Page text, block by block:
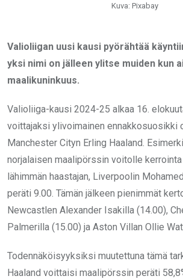
Kuva: Pixabay
Valioliigan uusi kausi pyörähtää
yksi nimi on jälleen ylitse muiden kun
maalikuninkuus.
Valioliiga-kausi 2024-25 alkaa 16.
voittajaksi ylivoimainen ennakkosuosikki
Manchester Cityn Erling Haaland.
norjalaisen maalipörssin voitolle kerrointa
lähimmän haastajan, Liverpoolin
peräti 9.00. Tämän jälkeen pienimmät
Newcastlen Alexander Isakilla (14.00),
Palmerilla (15.00) ja Aston Villan Ollie
Todennäköisyyksiksi muutettuna tämä
Haaland voittaisi maalipörssin peräti